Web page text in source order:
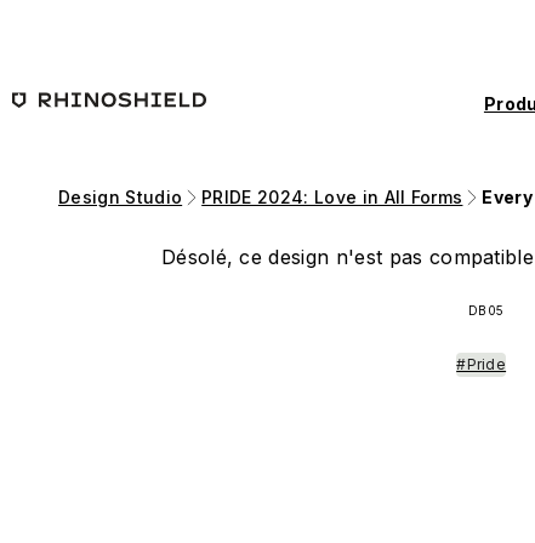
Design Studio PRIDE 2024: Love in All Forms
Désolé, ce design n'est pas
DB05
#Pride